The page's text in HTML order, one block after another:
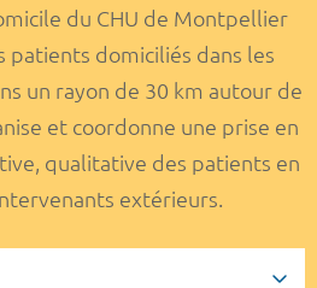
du CHU de Montpellier
patients domiciliés dans les
un rayon de 30 km autour de
et coordonne une prise en
qualitative des patients en
extérieurs.